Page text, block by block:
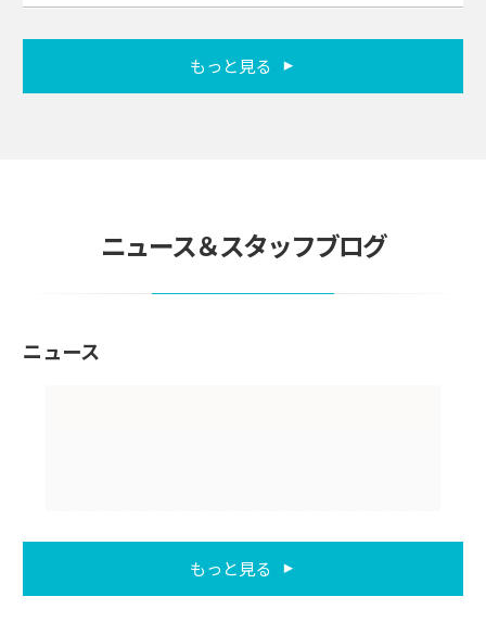
もっと見る
ニュース＆スタッフブログ
ニュース
もっと見る